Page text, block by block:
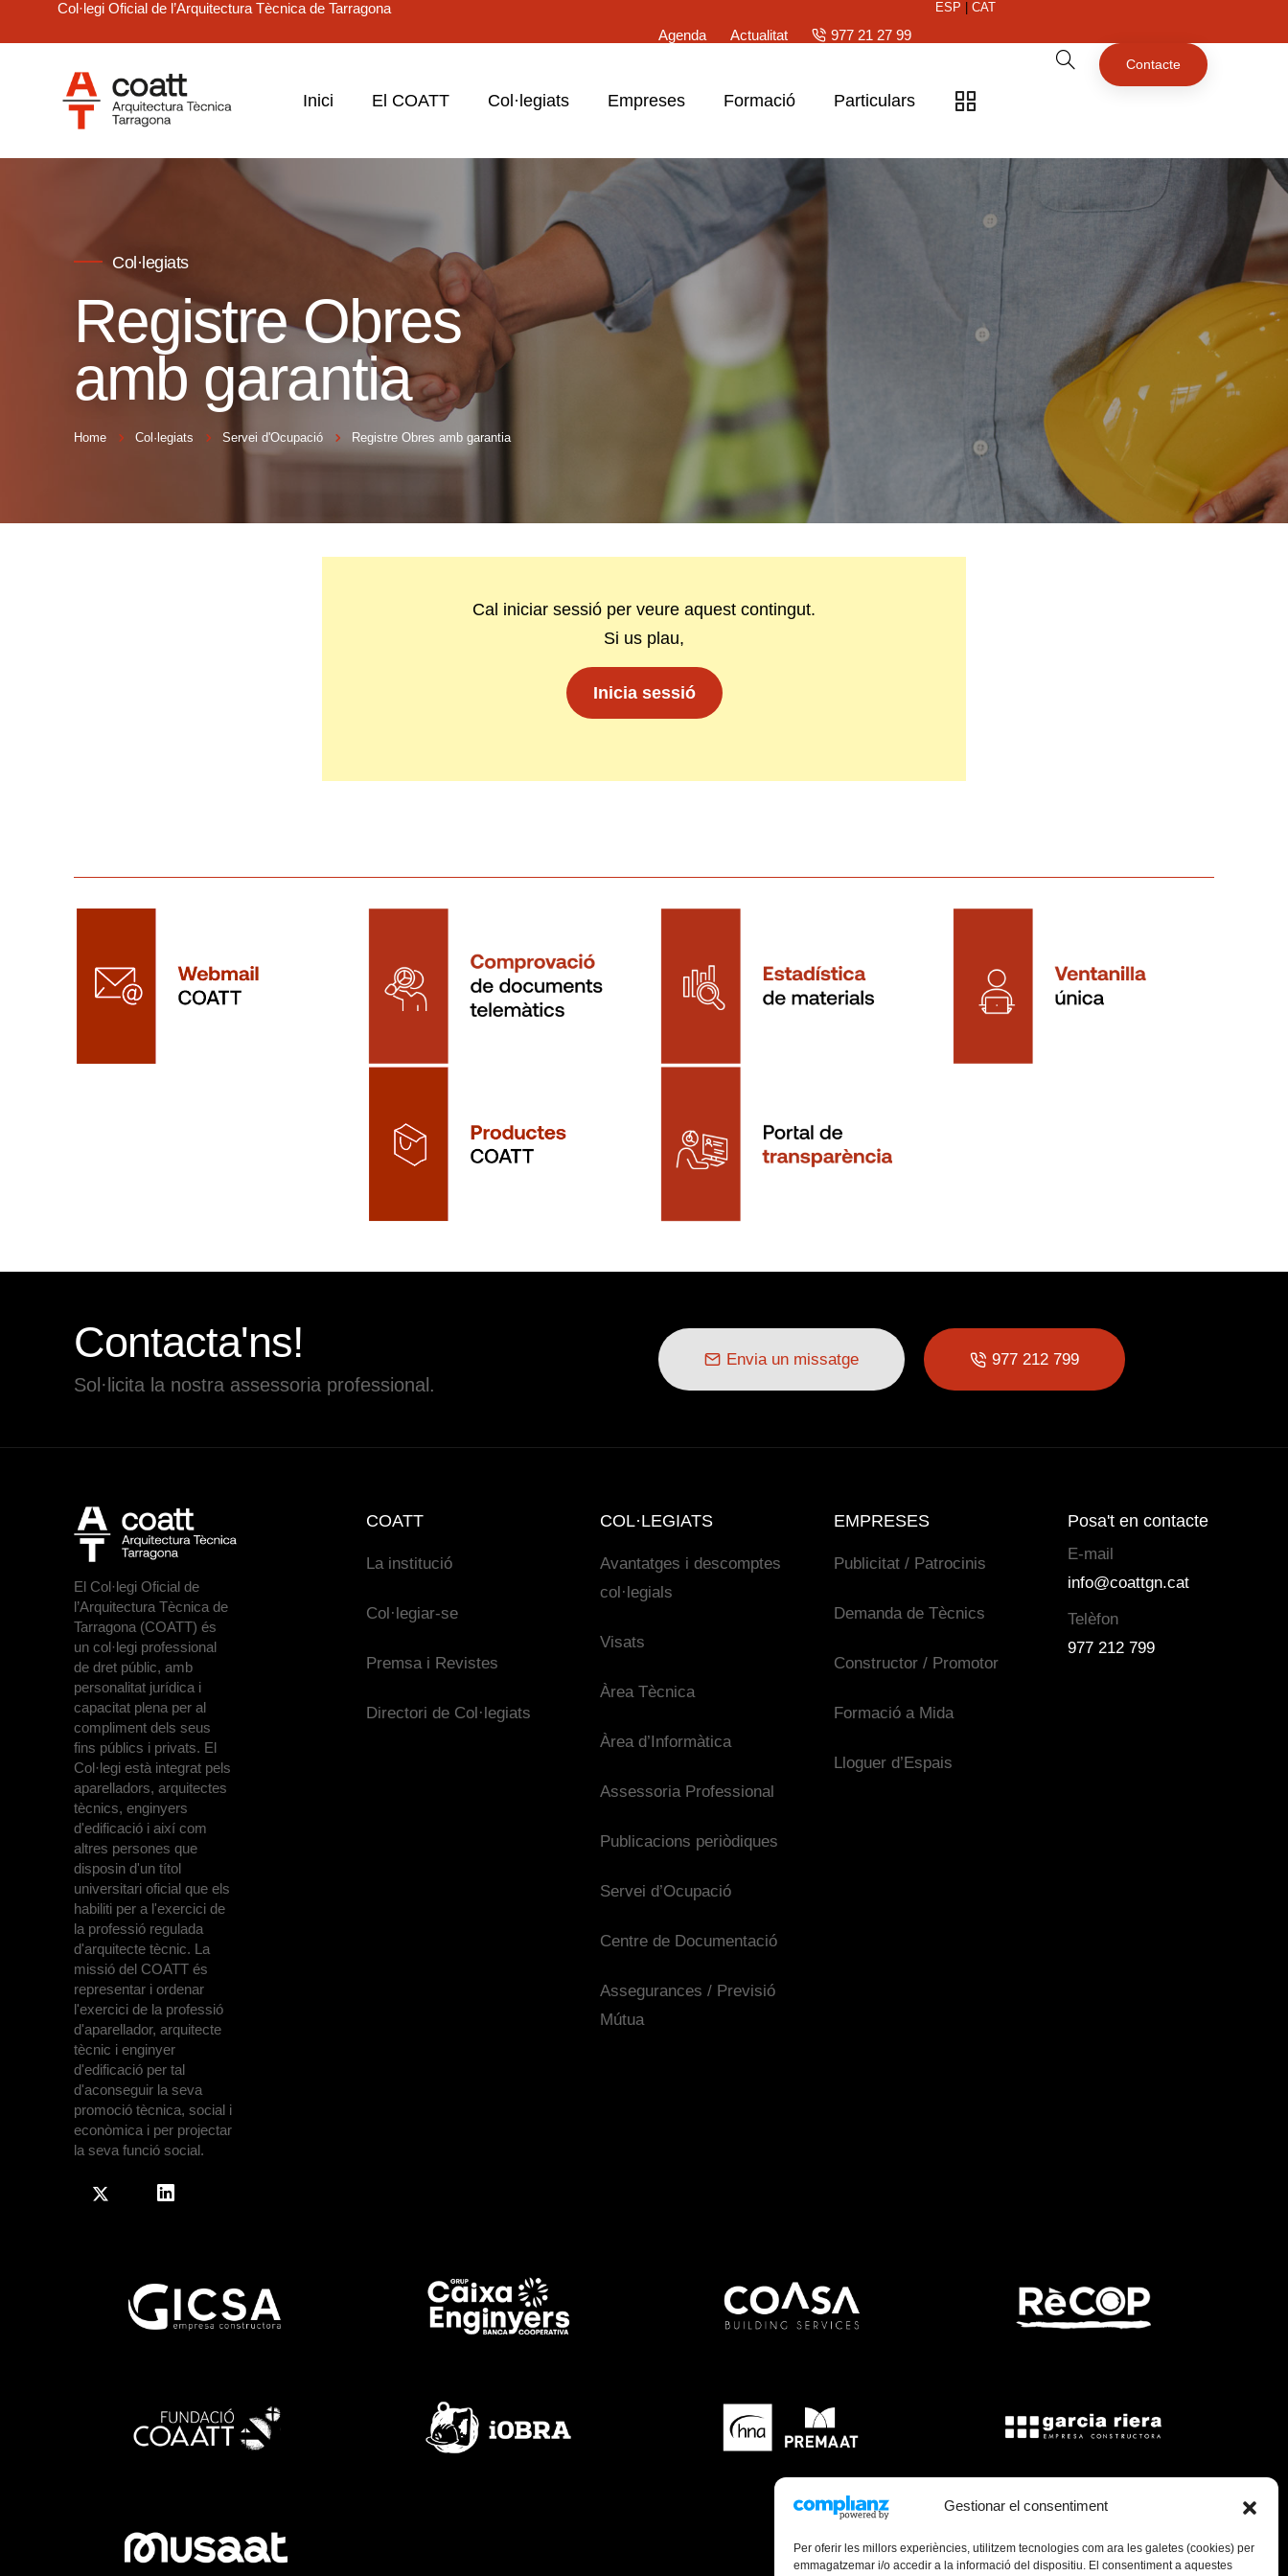
Gestionar el consentiment
Per oferir les millors experiències, utilitzem tecnologies com ara les galetes (cookies) per
emmagatzemar i/o accedir a la informació del dispositiu. El consentiment a aquestes
Col·legi Oficial de l’Arquitectura Tècnica de Tarragona
Agenda
Actualitat 977 21 27 99
ESP CAT
Inici El COATT Col·legiats Empreses Formació Particulars
Contacte
Col·legiats
Registre Obres
amb garantia
Home Col·legiats Servei d'Ocupació Registre Obres amb garantia
Cal iniciar sessió per veure aquest contingut.
Si us plau,
Inicia sessió
Contacta'ns!
Sol·licita la nostra assessoria professional.
Envia un missatge 977 212 799
El Col·legi Oficial de
l’Arquitectura Tècnica de
Tarragona (COATT) és
un col·legi professional
de dret públic, amb
personalitat jurídica i
capacitat plena per al
compliment dels seus
fins públics i privats. El
Col·legi està integrat pels
aparelladors, arquitectes
tècnics, enginyers
d'edificació i així com
altres persones que
disposin d'un títol
universitari oficial que els
habiliti per a l'exercici de
la professió regulada
d'arquitecte tècnic. La
missió del COATT és
representar i ordenar
l'exercici de la professió
d'aparellador, arquitecte
tècnic i enginyer
d'edificació per tal
d'aconseguir la seva
promoció tècnica, social i
econòmica i per projectar
la seva funció social.
COATT
La institució
Col·legiar-se
Premsa i Revistes
Directori de Col·legiats
COL·LEGIATS
Avantatges i descomptes
col·legials
Visats
Àrea Tècnica
Àrea d’Informàtica
Assessoria Professional
Publicacions periòdiques
Servei d’Ocupació
Centre de Documentació
Assegurances / Previsió
Mútua
EMPRESES
Publicitat / Patrocinis
Demanda de Tècnics
Constructor / Promotor
Formació a Mida
Lloguer d’Espais
Posa't en contacte
E-mail
info@coattgn.cat
Telèfon
977 212 799